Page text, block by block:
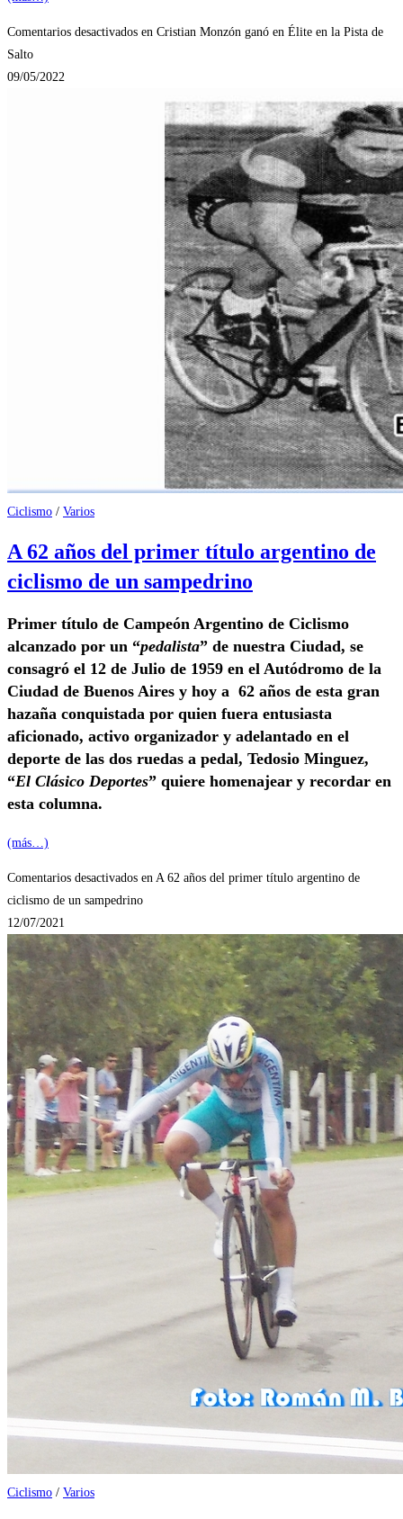
Comentarios desactivados en Cristian Monzón ganó en Élite en la Pista de
Salto
09/05/2022
Ciclismo / Varios
A 62 años del primer título argentino de
ciclismo de un sampedrino
Primer título de Campeón Argentino de Ciclismo
alcanzado por un “pedalista” de nuestra Ciudad, se
consagró el 12 de Julio de 1959 en el Autódromo de la
Ciudad de Buenos Aires y hoy a 62 años de esta gran
hazaña conquistada por quien fuera entusiasta
aficionado, activo organizador y adelantado en el
deporte de las dos ruedas a pedal, Tedosio Minguez,
“El Clásico Deportes” quiere homenajear y recordar en
esta columna.
(más…)
Comentarios desactivados en A 62 años del primer título argentino de
ciclismo de un sampedrino
12/07/2021
Ciclismo / Varios